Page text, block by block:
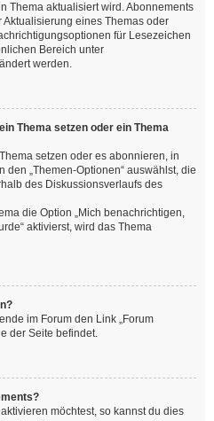
Thema aktualisiert wird. Abonnements
eines Themas oder
für Lesezeichen
Bereich unter
werden.
Thema setzen oder ein Thema
setzen oder es abonnieren, in
„Themen-Optionen“ auswählst, die
des Diskussionsverlaufs des
die Option „Mich benachrichtigen,
aktivierst, wird das Thema
im Forum den Link „Forum
der Seite befindet.
möchtest, so kannst du dies